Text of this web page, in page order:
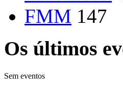
FMM 147
Os últimos
Sem eventos